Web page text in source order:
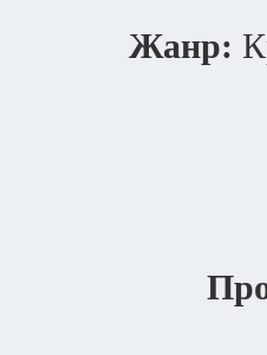
Жанр: